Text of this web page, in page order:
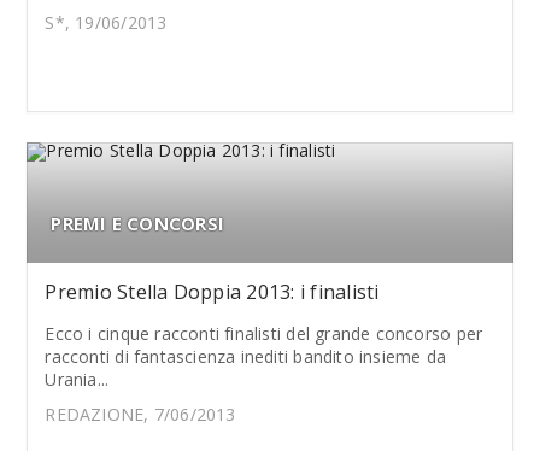
S*, 19/06/2013
PREMI E CONCORSI
Premio Stella Doppia 2013: i finalisti
Ecco i cinque racconti finalisti del grande concorso per
racconti di fantascienza inediti bandito insieme da
Urania...
REDAZIONE, 7/06/2013